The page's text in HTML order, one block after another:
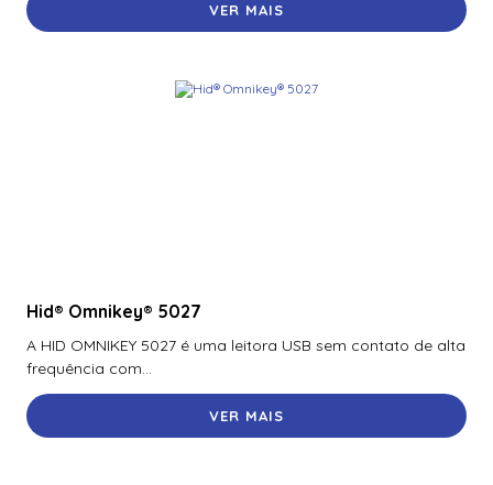
VER MAIS
Hid® Omnikey® 5027
A HID OMNIKEY 5027 é uma leitora USB sem contato de alta
frequência com...
VER MAIS